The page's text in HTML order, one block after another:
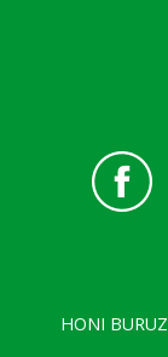
HONI BURUZ